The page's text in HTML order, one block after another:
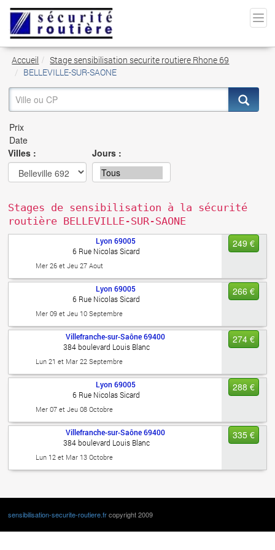
Accueil
Stage sensibilisation securite routiere Rhone 69
BELLEVILLE-SUR-SAONE
Villes : Jours :
Stages de sensibilisation à la sécurité
routière BELLEVILLE-SUR-SAONE
249 €
Lyon 69005
6 Rue Nicolas Sicard
Mer 26 et Jeu 27 Aout
266 €
Lyon 69005
6 Rue Nicolas Sicard
Mer 09 et Jeu 10 Septembre
274 €
Villefranche-sur-Saône 69400
384 boulevard Louis Blanc
Lun 21 et Mar 22 Septembre
288 €
Lyon 69005
6 Rue Nicolas Sicard
Mer 07 et Jeu 08 Octobre
335 €
Villefranche-sur-Saône 69400
384 boulevard Louis Blanc
Lun 12 et Mar 13 Octobre
sensibilisation-securite-routiere.frcopyright 2009